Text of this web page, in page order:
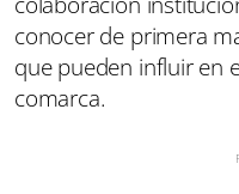
conocer de primera
que pueden influir en
comarca.